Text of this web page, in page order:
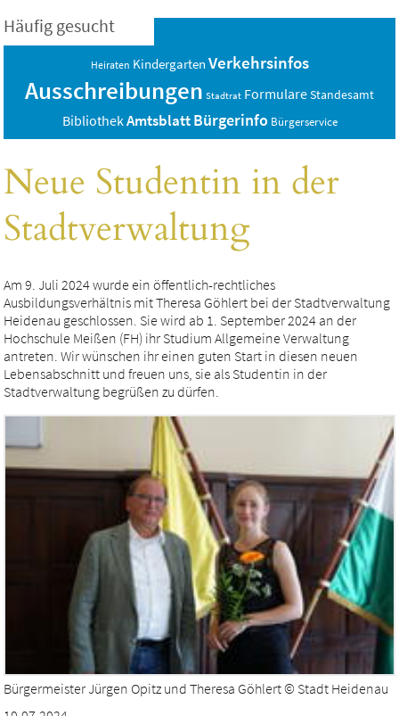
Häufig gesucht
Heiraten Kindergarten Verkehrsinfos
Ausschreibungen Stadtrat FormulareStandesamt
BibliothekAmtsblatt Bürgerinfo Bürgerservice
Neue Studentin in der
Stadtverwaltung
Am 9. Juli 2024 wurde ein öffentlich-rechtliches
Ausbildungsverhältnis mit Theresa Göhlert bei der Stadtverwaltung
Heidenau geschlossen. Sie wird ab 1. September 2024 an der
Hochschule Meißen (FH) ihr Studium Allgemeine Verwaltung
antreten. Wir wünschen ihr einen guten Start in diesen neuen
Lebensabschnitt und freuen uns, sie als Studentin in der
Stadtverwaltung begrüßen zu dürfen.
Bürgermeister Jürgen Opitz und Theresa Göhlert © Stadt Heidenau